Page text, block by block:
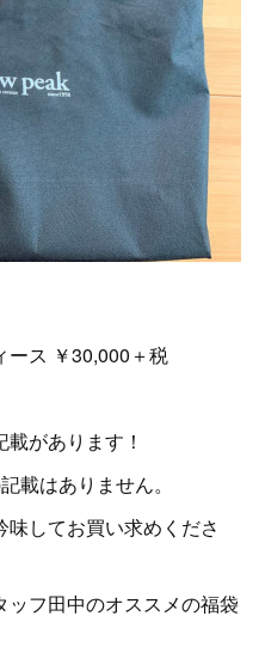
ース ￥30,000＋税
があります！
載はありません。
してお買い求めくださ
ッフ田中のオススメの福袋